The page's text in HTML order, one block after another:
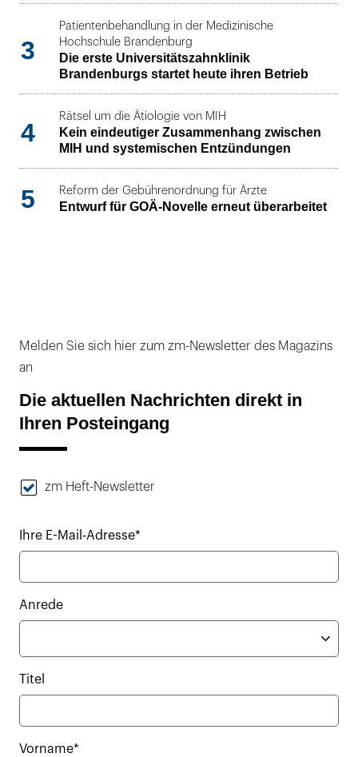
3
Patientenbehandlung in der Medizinische
Hochschule Brandenburg
Die erste Universitätszahnklinik
Brandenburgs startet heute ihren Betrieb
4
Rätsel um die Ätiologie von MIH
Kein eindeutiger Zusammenhang zwischen
MIH und systemischen Entzündungen
5 Reform der Gebührenordnung für Ärzte
Entwurf für GOÄ-Novelle erneut überarbeitet
Melden Sie sich hier zum zm-Newsletter des Magazins
an
Die aktuellen Nachrichten direkt in
Ihren Posteingang
zm Heft-Newsletter
Ihre E-Mail-Adresse*
Anrede
Titel
Vorname*